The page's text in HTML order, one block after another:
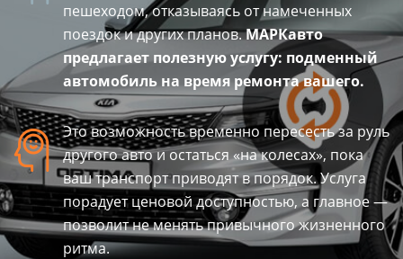
пешеходом, отказываясь от намеченных
поездок и других планов.МАРКавто
предлагает полезную услугу: подменный
автомобиль на время ремонта вашего.
Это возможность временно пересесть за руль
другого авто и остаться «на колесах», пока
ваш транспорт приводят в порядок. Услуга
порадует ценовой доступностью, а главное —
позволит не менять привычного жизненного
ритма.